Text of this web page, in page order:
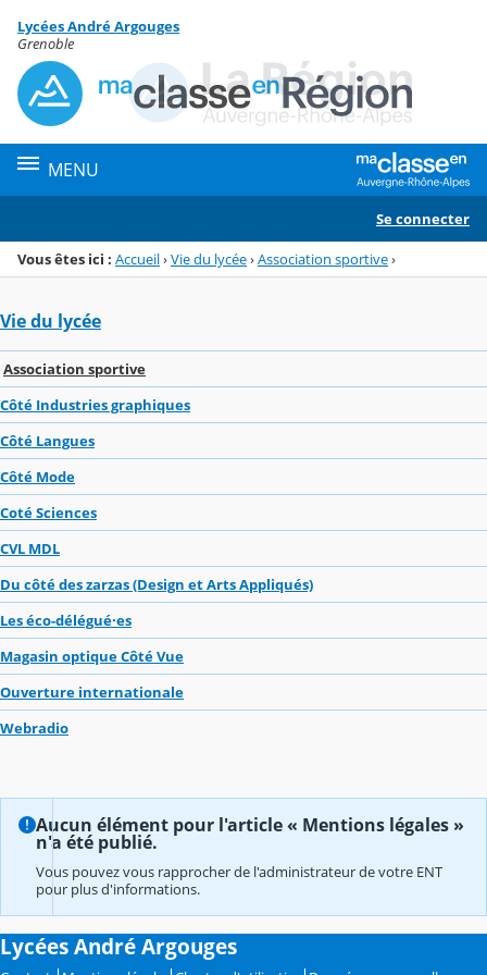
Menu de la rubrique
Contenu
Lycées André Argouges
Grenoble
MENU
Se connecter
Vous êtes ici : Accueil›Vie du lycée›Association sportive›
Vie du lycée
Association sportive
Côté Industries graphiques
Côté Langues
Côté Mode
Coté Sciences
CVL MDL
Du côté des zarzas (Design et Arts Appliqués)
Les éco-délégué·es
Magasin optique Côté Vue
Ouverture internationale
Webradio
Aucun élément pour l'article « Mentions légales »
n'a été publié.
Vous pouvez vous rapprocher de l'administrateur de votre ENT
pour plus d'informations.
Lycées André Argouges